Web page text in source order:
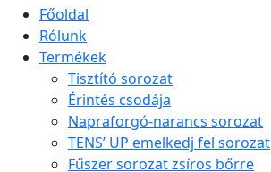
Főoldal
Rólunk
Termékek
Tisztító sorozat
Érintés csodája
Napraforgó-narancs sorozat
TENS’ UP emelkedj fel sorozat
Fűszer sorozat zsíros bőrre